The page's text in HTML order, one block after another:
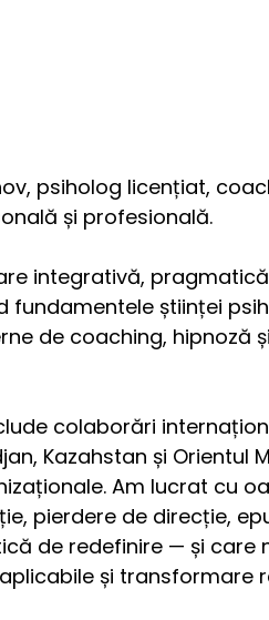
psiholog licențiat,
și profesională.
integrativă,
fundamentele științei
de coaching, hipnoză
colaborări
Kazahstan și Orientul
Am lucrat cu
pierdere de direcție,
de redefinire — și care
și transformare